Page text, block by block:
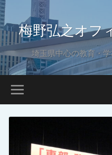
梅野弘之オフ
埼玉県中心の教育・